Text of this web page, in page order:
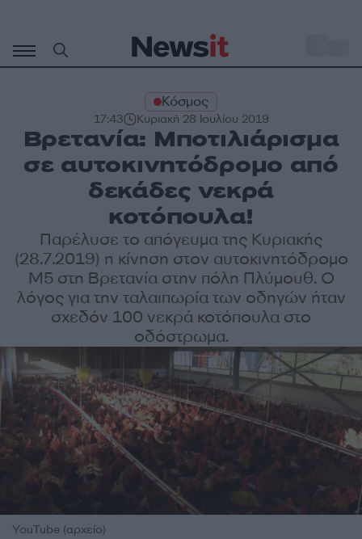
περιεχόμενο
Κόσμος
17:43 Κυριακή 28 Ιουλίου 2019
Βρετανία: Μποτιλιάρισμα
σε αυτοκινητόδρομο από
δεκάδες νεκρά
κοτόπουλα!
Παρέλυσε το απόγευμα της Κυριακής
(28.7.2019) η κίνηση στον αυτοκινητόδρομο
M5 στη Βρετανία στην πόλη Πλύμουθ. Ο
λόγος για την ταλαιπωρία των οδηγών ήταν
σχεδόν 100 νεκρά κοτόπουλα στο
οδόστρωμα.
YouTube (αρχείο)